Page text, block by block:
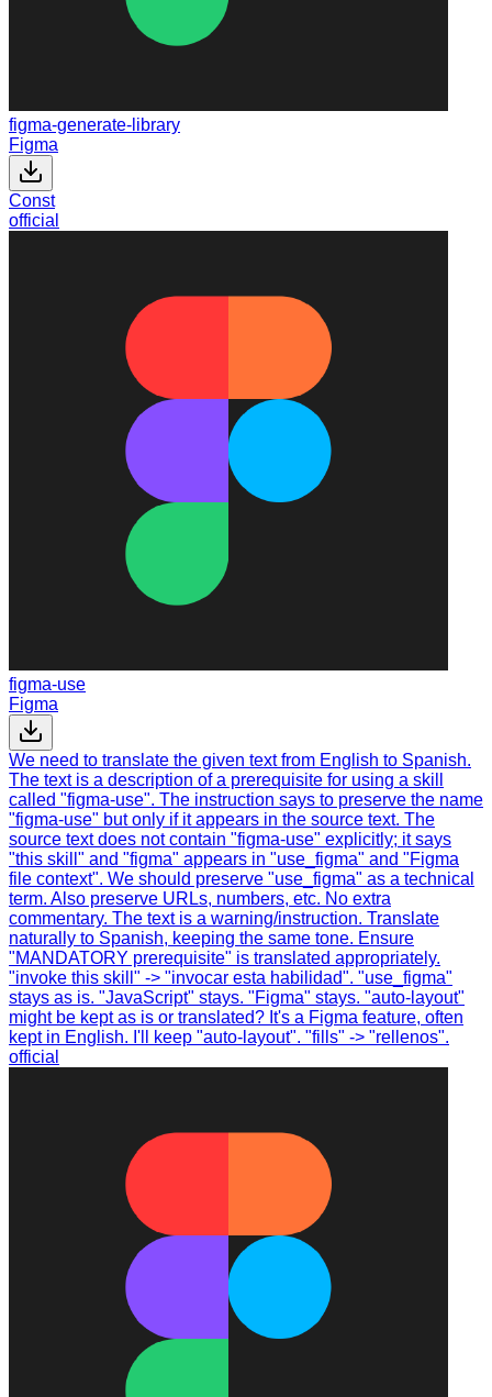
figma-generate-library
Figma
Const
official
figma-use
Figma
We need to translate the given text from English to Spanish.
The text is a description of a prerequisite for using a skill
called "figma-use". The instruction says to preserve the name
"figma-use" but only if it appears in the source text. The
source text does not contain "figma-use" explicitly; it says
"this skill" and "figma" appears in "use_figma" and "Figma
file context". We should preserve "use_figma" as a technical
term. Also preserve URLs, numbers, etc. No extra
commentary. The text is a warning/instruction. Translate
naturally to Spanish, keeping the same tone. Ensure
"MANDATORY prerequisite" is translated appropriately.
"invoke this skill" -> "invocar esta habilidad". "use_figma"
stays as is. "JavaScript" stays. "Figma" stays. "auto-layout"
might be kept as is or translated? It's a Figma feature, often
kept in English. I'll keep "auto-layout". "fills" -> "rellenos".
official